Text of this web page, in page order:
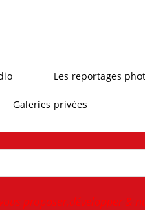
Les reportages
Galeries privées
proposer,développer &